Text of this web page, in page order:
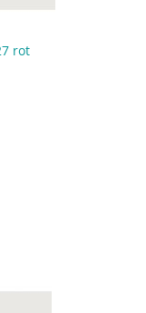
rot